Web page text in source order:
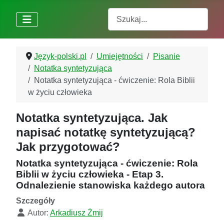
Język-polski.pl Umiejętności
Pisanie
Notatka syntetyzująca
Notatka syntetyzująca - ćwiczenie: Rola Biblii
w życiu człowieka
Notatka syntetyzująca. Jak
napisać notatkę syntetyzującą?
Jak przygotować?
Notatka syntetyzująca - ćwiczenie: Rola
Biblii w życiu człowieka - Etap 3.
Odnalezienie stanowiska każdego autora
Szczegóły
Autor: Arkadiusz Żmij